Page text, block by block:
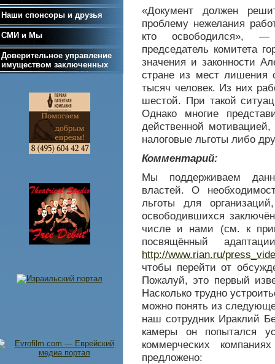
«Документ должен
проблему нежелания
кто освободился», —
председатель комитета
значения и законности
стране из мест лишения
тысяч человек. Из них
шестой. При такой
Однако многие
действенной
налоговые льготы либо
Комментарий:
Мы поддерживаем
властей. О
льготы для
освободившихся
числе и нами (см. к
посвящённый
http://www.rian.ru/
чтобы перейти от
Пожалуй, это первый
Насколько трудно
можно понять из
наш сотрудник Ираклий
камеры он попытался
коммерческих
предложено:
Наши спонсоры и друзья
СМИ и Мы
Доверительное управление
имуществом заключенных